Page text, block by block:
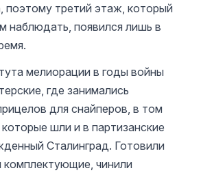
поэтому третий этаж, который
наблюдать, появился лишь в
мелиорации в годы войны
где занимались
для снайперов, в том
шли и в партизанские
Сталинград. Готовили
комплектующие, чинили